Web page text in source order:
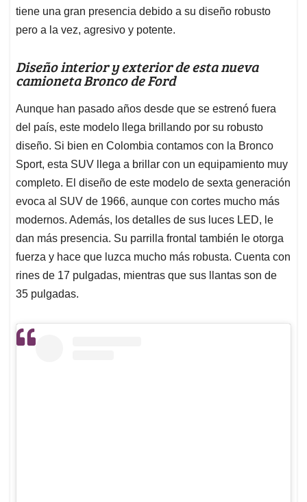
tiene una gran presencia debido a su diseño robusto
pero a la vez, agresivo y potente.
Diseño interior y exterior de esta nueva
camioneta Bronco de Ford
Aunque han pasado años desde que se estrenó fuera
del país, este modelo llega brillando por su robusto
diseño. Si bien en Colombia contamos con la Bronco
Sport, esta SUV llega a brillar con un equipamiento muy
completo. El diseño de este modelo de sexta generación
evoca al SUV de 1966, aunque con cortes mucho más
modernos. Además, los detalles de sus luces LED, le
dan más presencia. Su parrilla frontal también le otorga
fuerza y hace que luzca mucho más robusta. Cuenta con
rines de 17 pulgadas, mientras que sus llantas son de
35 pulgadas.